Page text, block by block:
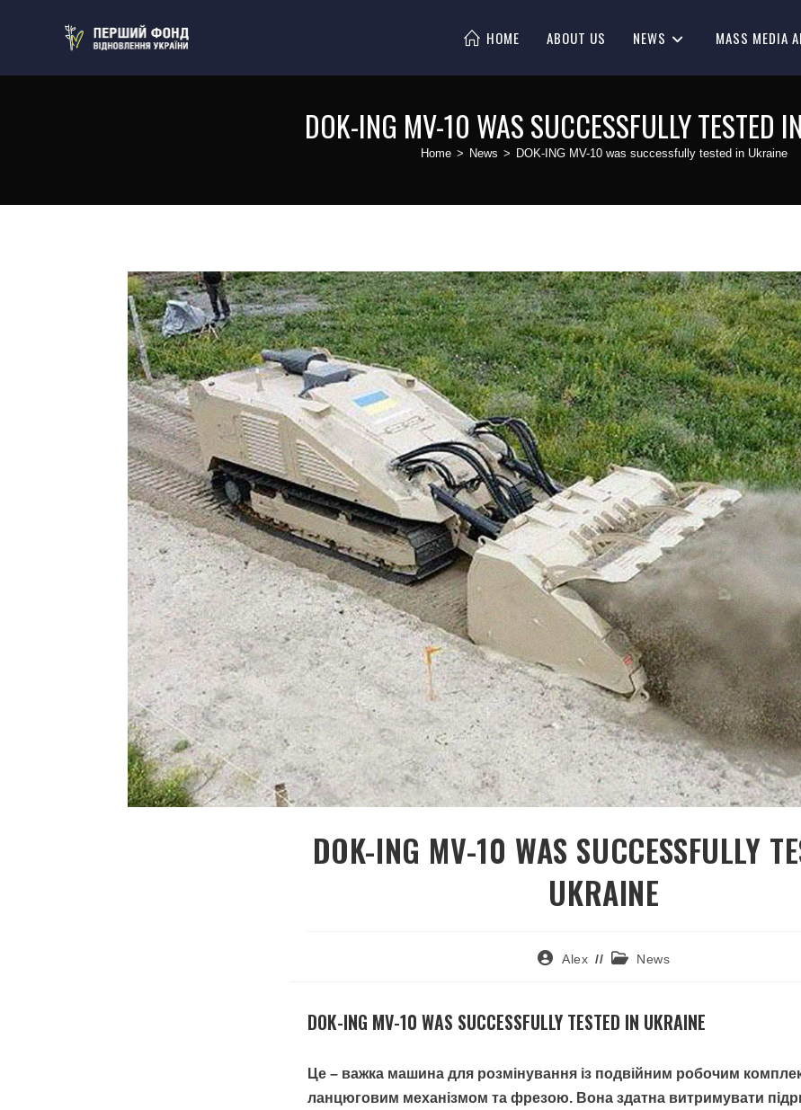
HOME ABOUT US NEWS MASS MEDIA
DOK-ING MV-10 WAS SUCCESSFULLY TESTED
Home > News > DOK-ING MV-10 was successfully tested in Ukraine
DOK-ING MV-10 WAS SUCCESSFULLY
UKRAINE
Alex News
DOK-ING MV-10 WAS SUCCESSFULLY TESTED IN UKRAINE
Це – важка машина для розмінування із подвійним робочим
ланцюговим механізмом та фрезою. Вона здатна витримувати